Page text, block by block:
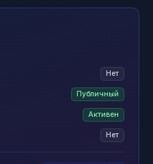
Нет
Публичный
Активен
Нет